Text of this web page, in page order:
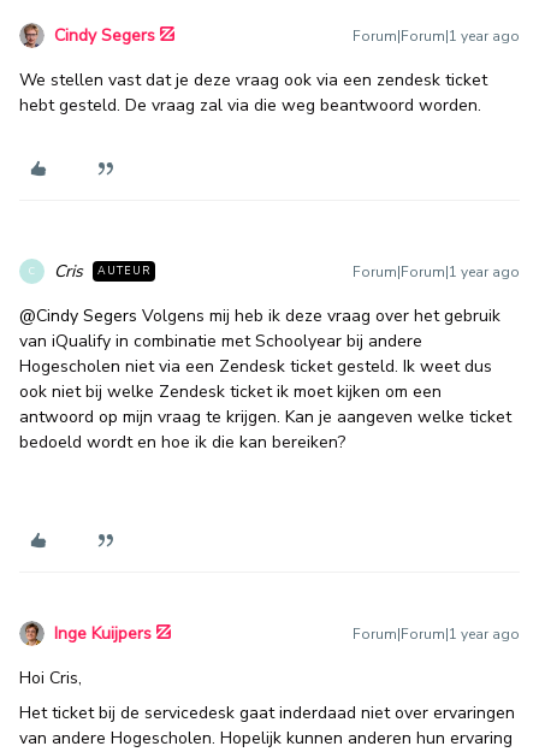
Cindy Segers Forum|Forum|1 year ago
We stellen vast dat je deze vraag ook via een zendesk ticket
hebt gesteld. De vraag zal via die weg beantwoord worden.
C Cris AUTEUR Forum|Forum|1 year ago
@Cindy Segers Volgens mij heb ik deze vraag over het gebruik
van iQualify in combinatie met Schoolyear bij andere
Hogescholen niet via een Zendesk ticket gesteld. Ik weet dus
ook niet bij welke Zendesk ticket ik moet kijken om een
antwoord op mijn vraag te krijgen. Kan je aangeven welke ticket
bedoeld wordt en hoe ik die kan bereiken?
Inge Kuijpers Forum|Forum|1 year ago
Hoi Cris,
Het ticket bij de servicedesk gaat inderdaad niet over ervaringen
van andere Hogescholen. Hopelijk kunnen anderen hun ervaring